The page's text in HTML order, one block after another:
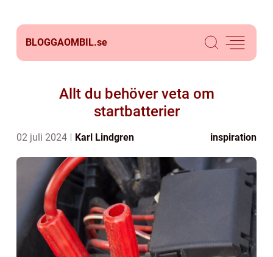
BLOGGAOMBIL.se
Allt du behöver veta om
startbatterier
02 juli 2024 Karl Lindgren inspiration